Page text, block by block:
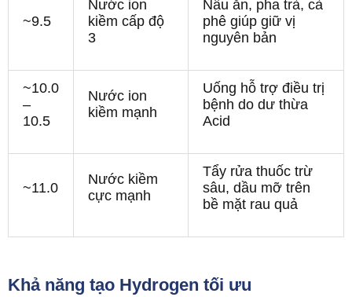
~9.5
Nước ion
kiềm cấp độ
3
Nấu ăn, pha trà, cà
phê giúp giữ vị
nguyên bản
~10.0
–
10.5
Nước ion
kiềm mạnh
Uống hỗ trợ điều trị
bệnh do dư thừa
Acid
~11.0
Nước kiềm
cực mạnh
Tẩy rửa thuốc trừ
sâu, dầu mỡ trên
bề mặt rau quả
Khả năng tạo Hydrogen tối ưu